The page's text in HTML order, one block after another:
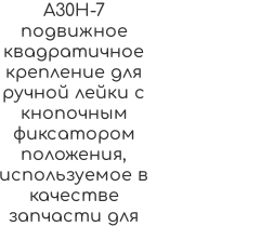
A30H-7
подвижное
квадратичное
крепление для
ручной лейки с
кнопочным
фиксатором
положения,
используемое в
качестве
запчасти для